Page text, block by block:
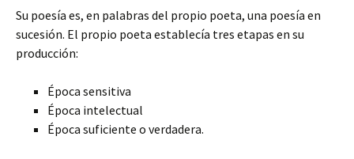
Su poesía es, en palabras del propio poeta, una poesía en
sucesión. El propio poeta establecía tres etapas en su
producción:
Época sensitiva
Época intelectual
Época suficiente o verdadera.